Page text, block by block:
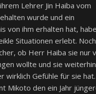
Lehrer Jin Haiba vom
wurde und ein
von ihm erhalten hat,
Situationen erlebt.
ob Herr Haiba sie nur
wollte und sie
wirklich Gefühle für sie
Mikoto den ein Jahr